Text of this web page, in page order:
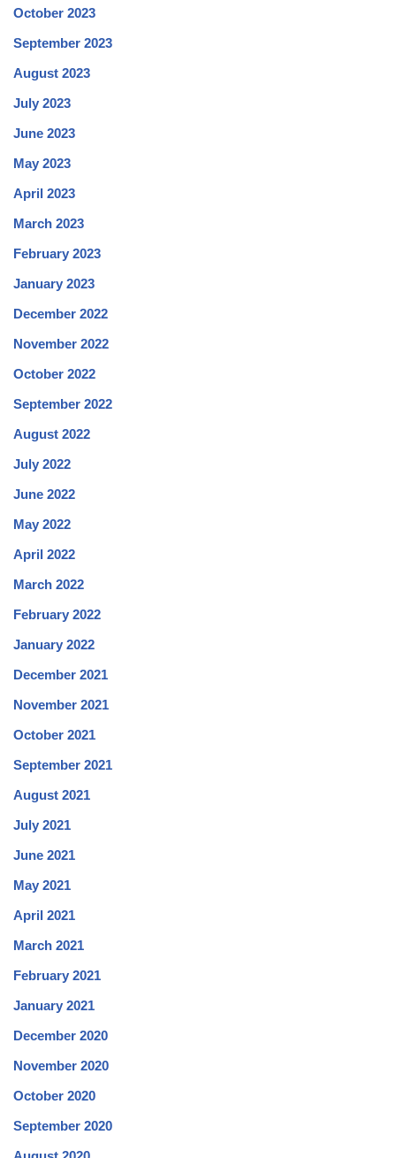
October 2023
September 2023
August 2023
July 2023
June 2023
May 2023
April 2023
March 2023
February 2023
January 2023
December 2022
November 2022
October 2022
September 2022
August 2022
July 2022
June 2022
May 2022
April 2022
March 2022
February 2022
January 2022
December 2021
November 2021
October 2021
September 2021
August 2021
July 2021
June 2021
May 2021
April 2021
March 2021
February 2021
January 2021
December 2020
November 2020
October 2020
September 2020